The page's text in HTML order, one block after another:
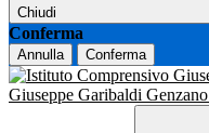
Chiudi
Conferma
Annulla Conferma
Giuseppe Garibaldi Genzano